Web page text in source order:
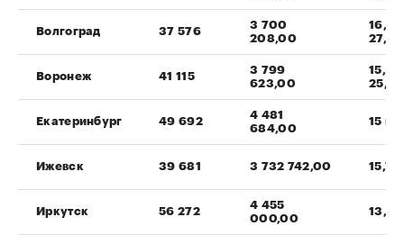
Волгоград 37 576
3 700
208,00
16,4
27,4
Воронеж 41 115
3 799
623,00
15,4
25,7
Екатеринбург 49 692
4 481
684,00
15
Ижевск 39 681 3 732 742,00 15,7
Иркутск 56 272
4 455
000,00
13,2